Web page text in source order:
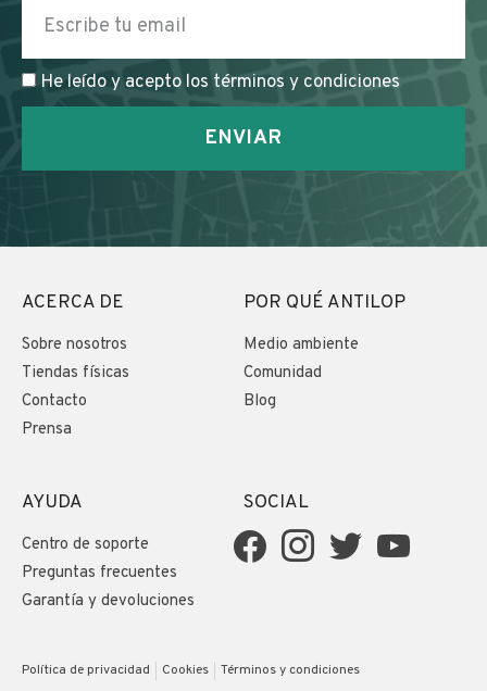
He leído y acepto los términos y condiciones
ENVIAR
ACERCA DE
Sobre nosotros
Tiendas físicas
Contacto
Prensa
POR QUÉ ANTILOP
Medio ambiente
Comunidad
Blog
AYUDA
Centro de soporte
Preguntas frecuentes
Garantía y devoluciones
SOCIAL
Política de privacidad Cookies Términos y condiciones